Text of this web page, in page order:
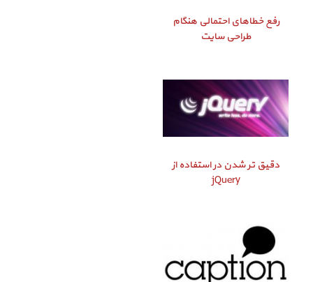
رفع خطاهای احتمالی هنگام
طراحی سایت
دقیق‌ تر شدن در استفاده از
jQuery